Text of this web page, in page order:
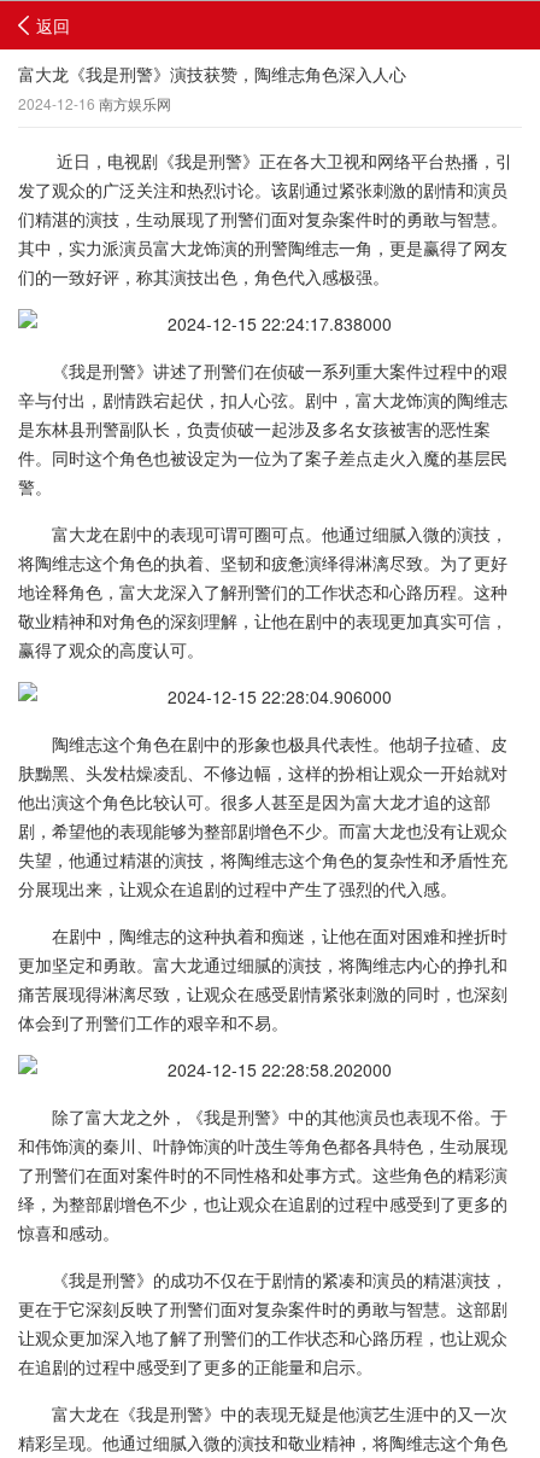
返回
富大龙《我是刑警》演技获赞，陶维志角色深入人心
2024-12-16 南方娱乐网
近日，电视剧《我是刑警》正在各大卫视和网络平台热播，引
发了观众的广泛关注和热烈讨论。该剧通过紧张刺激的剧情和演员
们精湛的演技，生动展现了刑警们面对复杂案件时的勇敢与智慧。
其中，实力派演员富大龙饰演的刑警陶维志一角，更是赢得了网友
们的一致好评，称其演技出色，角色代入感极强。
《我是刑警》讲述了刑警们在侦破一系列重大案件过程中的艰
辛与付出，剧情跌宕起伏，扣人心弦。剧中，富大龙饰演的陶维志
是东林县刑警副队长，负责侦破一起涉及多名女孩被害的恶性案
件。同时这个角色也被设定为一位为了案子差点走火入魔的基层民
警。
富大龙在剧中的表现可谓可圈可点。他通过细腻入微的演技，
将陶维志这个角色的执着、坚韧和疲惫演绎得淋漓尽致。为了更好
地诠释角色，富大龙深入了解刑警们的工作状态和心路历程。这种
敬业精神和对角色的深刻理解，让他在剧中的表现更加真实可信，
赢得了观众的高度认可。
陶维志这个角色在剧中的形象也极具代表性。他胡子拉碴、皮
肤黝黑、头发枯燥凌乱、不修边幅，这样的扮相让观众一开始就对
他出演这个角色比较认可。很多人甚至是因为富大龙才追的这部
剧，希望他的表现能够为整部剧增色不少。而富大龙也没有让观众
失望，他通过精湛的演技，将陶维志这个角色的复杂性和矛盾性充
分展现出来，让观众在追剧的过程中产生了强烈的代入感。
在剧中，陶维志的这种执着和痴迷，让他在面对困难和挫折时
更加坚定和勇敢。富大龙通过细腻的演技，将陶维志内心的挣扎和
痛苦展现得淋漓尽致，让观众在感受剧情紧张刺激的同时，也深刻
体会到了刑警们工作的艰辛和不易。
除了富大龙之外，《我是刑警》中的其他演员也表现不俗。于
和伟饰演的秦川、叶静饰演的叶茂生等角色都各具特色，生动展现
了刑警们在面对案件时的不同性格和处事方式。这些角色的精彩演
绎，为整部剧增色不少，也让观众在追剧的过程中感受到了更多的
惊喜和感动。
《我是刑警》的成功不仅在于剧情的紧凑和演员的精湛演技，
更在于它深刻反映了刑警们面对复杂案件时的勇敢与智慧。这部剧
让观众更加深入地了解了刑警们的工作状态和心路历程，也让观众
在追剧的过程中感受到了更多的正能量和启示。
富大龙在《我是刑警》中的表现无疑是他演艺生涯中的又一次
精彩呈现。他通过细腻入微的演技和敬业精神，将陶维志这个角色